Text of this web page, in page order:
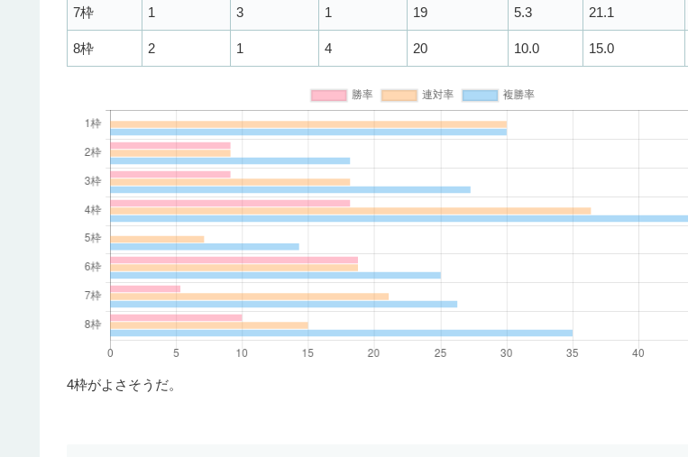
7枠 1 3 1 19 5.3 21.1
8枠 2 1 4 20 10.0 15.0
4枠がよさそうだ。